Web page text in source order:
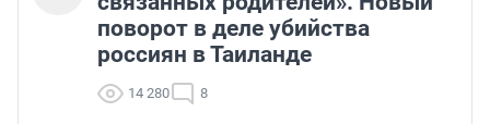
поворот в деле убийства
россиян в Таиланде
14 280 8